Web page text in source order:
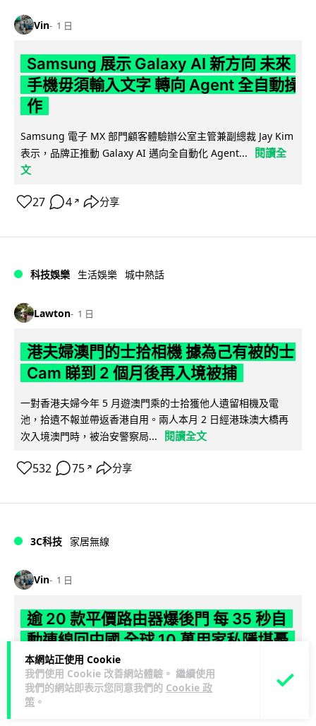
本網站正使用 Cookie
我們使用 Cookie 改善網站體驗。 繼續使用
我們的網站即表示您同意我們的 Cookie 政
策 。
Vin 1 日
Samsung 展示 Galaxy AI 新方向 未來
手機毋須輸入文字 轉向 Agent 全自動操
作
Samsung 電子 MX 部門顧客體驗辦公室主管兼副總裁 Jay Kim
表示，品牌正推動 Galaxy AI 邁向全自動化 Agent...
閱讀全
文
27 4 ↗ 分享
科技娛樂 生活娛樂 城中熱話
Lawton 1 日
港夫婦澳門的士拾相機 據為己有被的士
Cam 睇到 2 個月後再入境被捕
一對香港夫婦今年 5 月遊澳門乘的士拾獲他人遺留相機及電
池，拾遺不報並帶返香港自用。兩人本月 2 日經港珠澳大橋再
次入境澳門時，被治安警察局...
閱讀全文
532 75 ↗ 分享
3C科技 家居無線
Vin 1 日
逾 20 款平價路由器爆後門 每 35 秒自
動連線回中國 全球 10 萬用家私隱堪憂
網絡安全公司 VulnCheck 揭發中國智博通電子（Zbtlink）生產
的 20 多款路由器內置後門程式「Endlessdoors」（無盡...
閱
讀全文